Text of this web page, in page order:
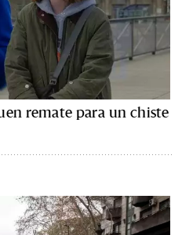
remate para un chiste